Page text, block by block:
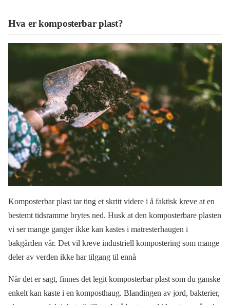
Hva er komposterbar plast?
Komposterbar plast tar ting et skritt videre i å faktisk kreve at en
bestemt tidsramme brytes ned. Husk at den komposterbare plasten
vi ser mange ganger ikke kan kastes i matresterhaugen i
bakgården vår. Det vil kreve industriell kompostering som mange
deler av verden ikke har tilgang til ennå
Når det er sagt, finnes det legit komposterbar plast som du ganske
enkelt kan kaste i en komposthaug. Blandingen av jord, bakterier,